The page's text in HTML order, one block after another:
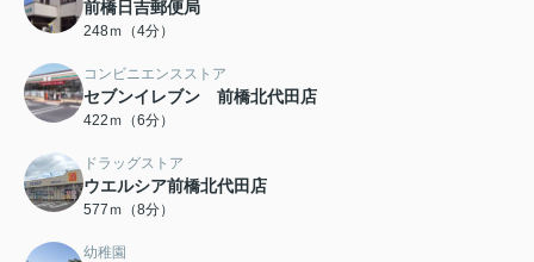
前橋日吉郵便局
248ｍ（4分）
コンビニエンスストア
セブンイレブン 前橋北代田店
422ｍ（6分）
ドラッグストア
ウエルシア前橋北代田店
577ｍ（8分）
幼稚園